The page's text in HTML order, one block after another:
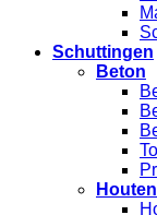
Schuttingen
Beton